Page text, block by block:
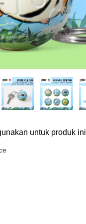
untuk produk ini